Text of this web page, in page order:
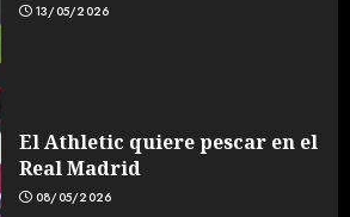
13/05/2026
El Athletic quiere pescar en el
Real Madrid
08/05/2026